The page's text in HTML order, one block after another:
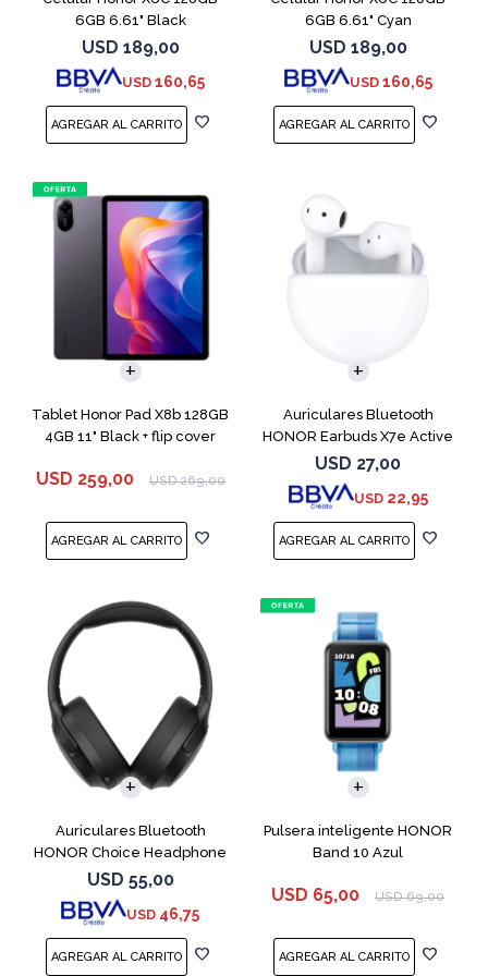
6GB 6.61" Black
USD 189,00
USD 160,65
6GB 6.61" Cyan
USD 189,00
USD 160,65
Tablet Honor Pad X8b 128GB
4GB 11" Black + flip cover
USD 259,00 USD 269,00
Auriculares Bluetooth
HONOR Earbuds X7e Active
TWS White
USD 27,00
USD 22,95
Auriculares Bluetooth
HONOR Choice Headphone
Black
USD 55,00
USD 46,75
Pulsera inteligente HONOR
Band 10 Azul
USD 65,00 USD 69,00